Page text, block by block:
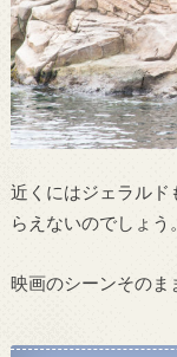
近くにはジェラルド
らえないのでしょう。
映画のシーンそのま